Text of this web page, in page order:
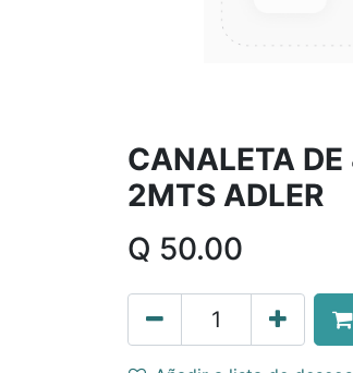
CANALETA
2MTS ADLER
Q 50.00